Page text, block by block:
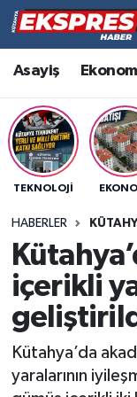
Asayiş
TEKNOLOJI
HABERLER
içerikli
Kütahya’da
yaralarının
Altıntaş
Asayiş
Aslanapa
Bölge
Çavdarhisar
Dumlupınar
Hava
Trafik
Süper Lig
Son Dakika
Haber Arşivi